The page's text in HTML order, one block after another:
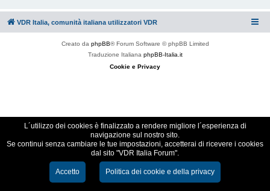
VDR Italia, comunità italiana utilizzatori VDR
Creato da phpBB® Forum Software © phpBB Limited
Traduzione Italiana phpBB-Italia.it
Cookie e Privacy
L´utilizzo dei cookies è finalizzato a rendere migliore l´esperienza di
navigazione sul nostro sito.
Se continui senza cambiare le tue impostazioni, accetterai di ricevere i cookies
dal sito "VDR Italia Forum".
Accetto Politica dei cookie e della privacy